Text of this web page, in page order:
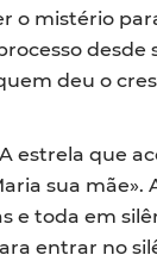
o mistério
deu o
estrela que
sua
e toda em
entrar no